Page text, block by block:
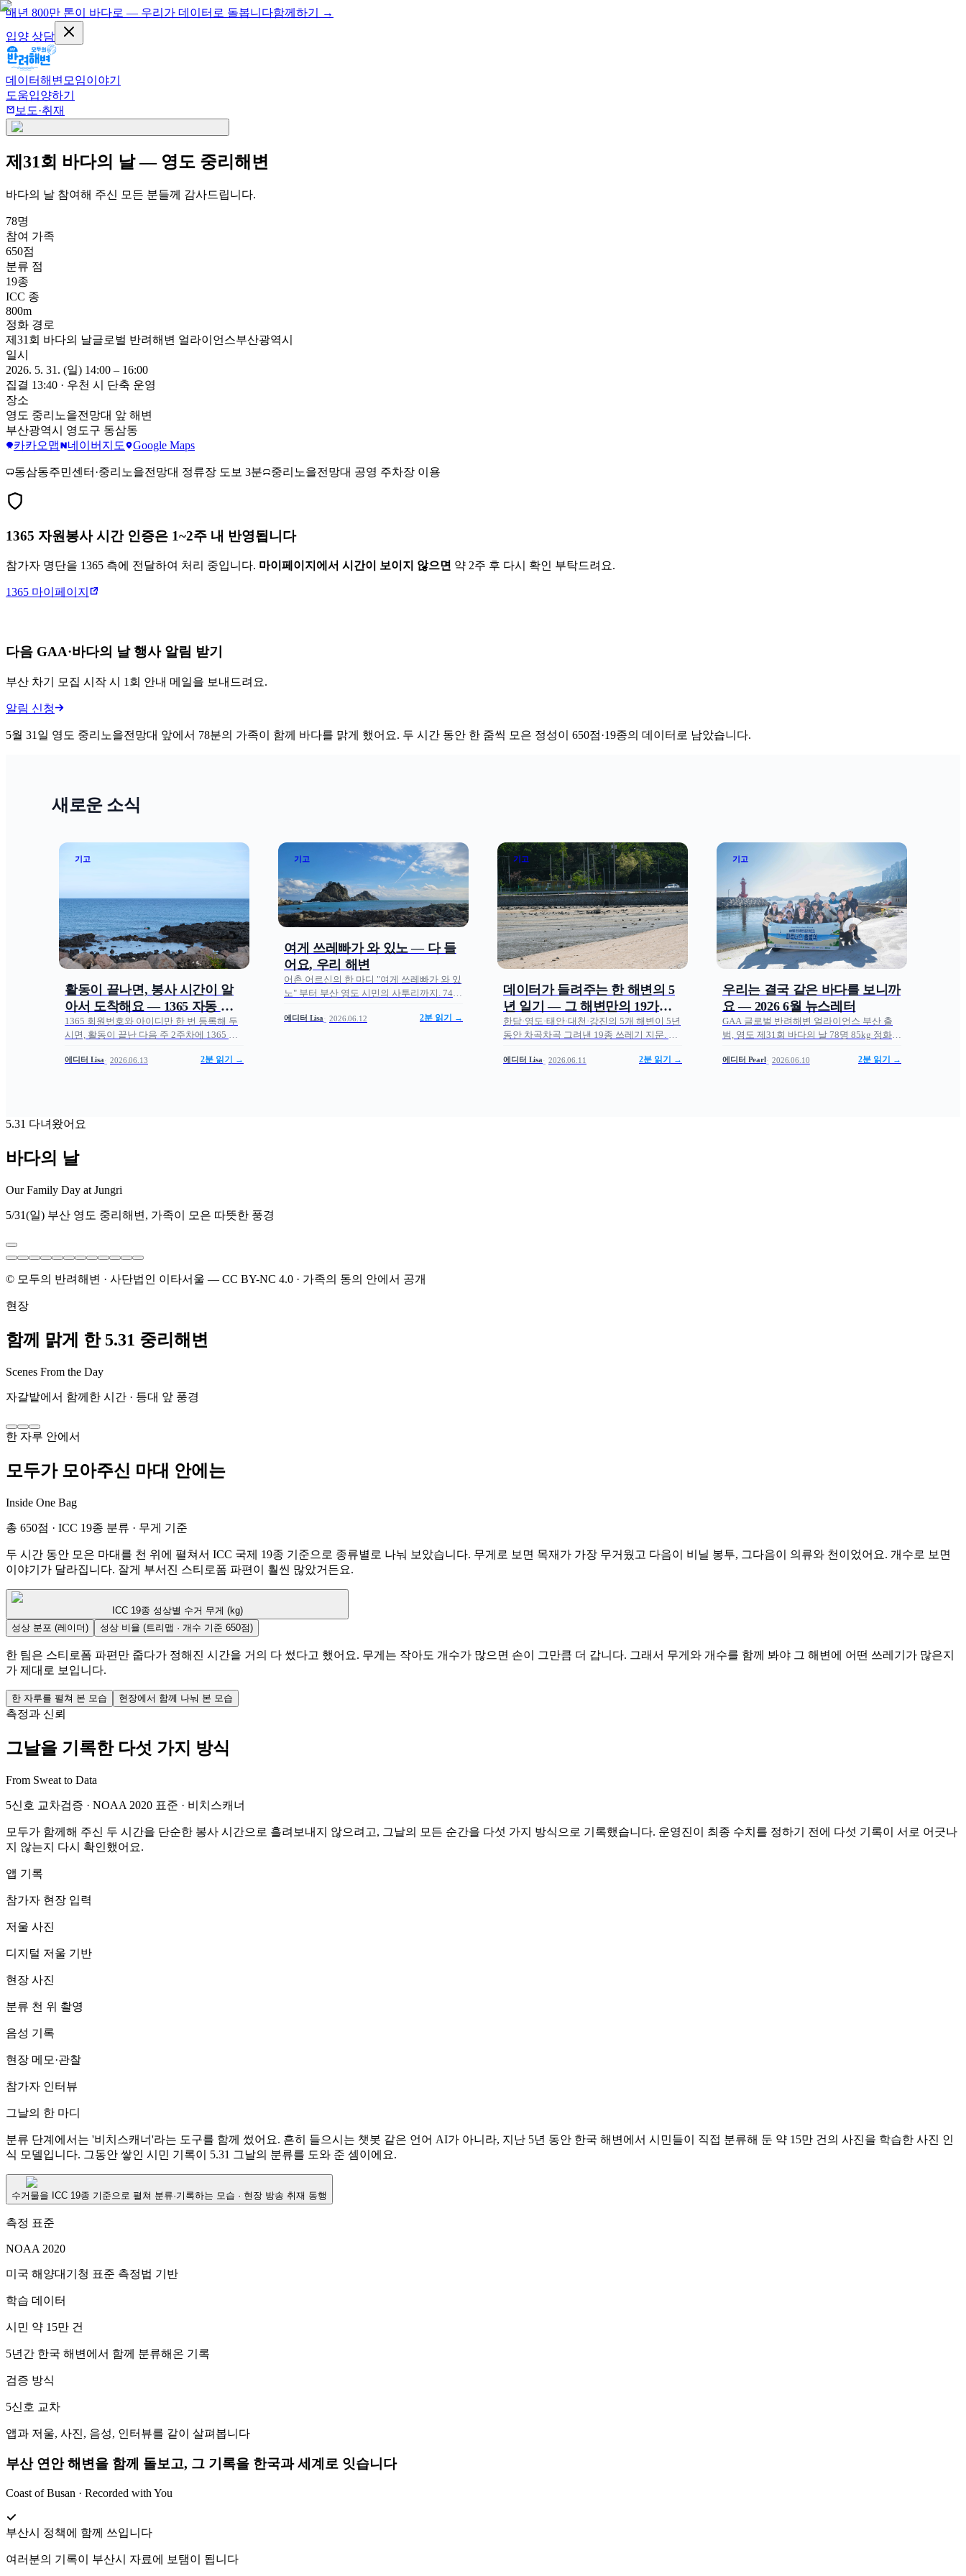
매년 800만 톤이 바다로 — 우리가 데이터로 돌봅니다함께하기
→
입양 상담
데이터해변 모임이야기
도움입양하기
보도·취재
제31회 바다의 날 — 영도 중리해변
바다의 날 참여해 주신 모든 분들께 감사드립니다.
78명
참여 가족
650점
분류 점
19종
ICC 종
800m
정화 경로
제31회 바다의 날글로벌 반려해변 얼라이언스부산광역시
일시
2026. 5. 31. (일) 14:00 – 16:00
집결 13:40 · 우천 시 단축 운영
장소
영도 중리노을전망대 앞 해변
부산광역시 영도구 동삼동
카카오맵
네이버지도 Google Maps
동삼동주민센터·중리노을전망대 정류장 도보 3분 중리노을전망대 공영 주차장 이용
1365 자원봉사 시간 인증은 1~2주 내 반영됩니다
참가자 명단을 1365 측에 전달하여 처리 중입니다. 마이페이지에서 시간이 보이지 않으면 약 2주 후 다시 확인 부탁드려요.
1365 마이페이지
다음 GAA·바다의 날 행사 알림 받기
부산 차기 모집 시작 시 1회 안내 메일을 보내드려요.
알림 신청
5월 31일 영도 중리노을전망대 앞에서 78분의 가족이 함께 바다를 맑게 했어요. 두 시간 동안 한 줌씩 모은 정성이 650점·19종의 데이터로 남았습니다.
새로운 소식
기고
활동이 끝나면, 봉사 시간이 알
아서 도착해요 — 1365 자동 연
동 이야기
1365 회원번호와 아이디만 한 번 등록해 두
시면, 활동이 끝난 다음 주 2주차에 1365 마
조. 마이페이지 설정 한 화면부터 자원봉사
에디터 Lisa 2026.06.13 2분 읽기 →
기고
여게 쓰레빠가 와 있노 — 다 들
어요, 우리 해변
어촌 어르신의 한 마디 "여게 쓰레빠가 와 있
노" 부터 부산 영도 시민의 사투리까지. 740
터리포트 — 모두의 반려해변 6월 테크 노트
에디터 Lisa 2026.06.12 2분 읽기 →
기고
데이터가 들려주는 한 해변의 5
년 일기 — 그 해변만의 19가지
풍경
한담·영도·태안·대천·강진의 5개 해변이 5년
동안 차곡차곡 그려낸 19종 쓰레기 지문. 같
하고 있는 시민과학 데이터 이야기 — 모두
에디터 Lisa 2026.06.11 2분 읽기 →
기고
우리는 결국 같은 바다를 보니까
요 — 2026 6월 뉴스레터
GAA 글로벌 반려해변 얼라이언스 부산 출
범, 영도 제31회 바다의 날 78명 85kg 정화
에디터 Pearl 2026.06.10 2분 읽기 →
5.31 다녀왔어요
바다의 날
Our Family Day at Jungri
5/31(일) 부산 영도 중리해변, 가족이 모은 따뜻한 풍경
© 모두의 반려해변 · 사단법인 이타서울 — CC BY-NC 4.0 · 가족의 동의 안에서 공개
현장
함께 맑게 한 5.31 중리해변
Scenes From the Day
자갈밭에서 함께한 시간 · 등대 앞 풍경
한 자루 안에서
모두가 모아주신 마대 안에는
Inside One Bag
총 650점 · ICC 19종 분류 · 무게 기준
두 시간 동안 모은 마대를 천 위에 펼쳐서 ICC 국제 19종 기준으로 종류별로 나눠 보았습니다. 무게로 보면 목재가 가장 무거웠고 다음이 비닐 봉투, 그다음이 의류와 천이었어요. 개수로 보면
이야기가 달라집니다. 잘게 부서진 스티로폼 파편이 훨씬 많았거든요.
ICC 19종 성상별 수거 무게 (kg)
성상 분포 (레이더)
성상 비율 (트리맵 · 개수 기준 650점)
한 팀은 스티로폼 파편만 줍다가 정해진 시간을 거의 다 썼다고 했어요. 무게는 작아도 개수가 많으면 손이 그만큼 더 갑니다. 그래서 무게와 개수를 함께 봐야 그 해변에 어떤 쓰레기가 많은지
가 제대로 보입니다.
한 자루를 펼쳐 본 모습 현장에서 함께 나눠 본 모습
측정과 신뢰
그날을 기록한 다섯 가지 방식
From Sweat to Data
5신호 교차검증 · NOAA 2020 표준 · 비치스캐너
모두가 함께해 주신 두 시간을 단순한 봉사 시간으로 흘려보내지 않으려고, 그날의 모든 순간을 다섯 가지 방식으로 기록했습니다. 운영진이 최종 수치를 정하기 전에 다섯 기록이 서로 어긋나
지 않는지 다시 확인했어요.
앱 기록
참가자 현장 입력
저울 사진
디지털 저울 기반
현장 사진
분류 천 위 촬영
음성 기록
현장 메모·관찰
참가자 인터뷰
그날의 한 마디
분류 단계에서는 '비치스캐너'라는 도구를 함께 썼어요. 흔히 들으시는 챗봇 같은 언어 AI가 아니라, 지난 5년 동안 한국 해변에서 시민들이 직접 분류해 둔 약 15만 건의 사진을 학습한 사진 인
식 모델입니다. 그동안 쌓인 시민 기록이 5.31 그날의 분류를 도와 준 셈이에요.
수거물을 ICC 19종 기준으로 펼쳐 분류·기록하는 모습 · 현장 방송 취재 동행
측정 표준
NOAA 2020
미국 해양대기청 표준 측정법 기반
학습 데이터
시민 약 15만 건
5년간 한국 해변에서 함께 분류해온 기록
검증 방식
5신호 교차
앱과 저울, 사진, 음성, 인터뷰를 같이 살펴봅니다
부산 연안 해변을 함께 돌보고, 그 기록을 한국과 세계로 잇습니다
Coast of Busan · Recorded with You
부산시 정책에 함께 쓰입니다
여러분의 기록이 부산시 자료에 보탬이 됩니다